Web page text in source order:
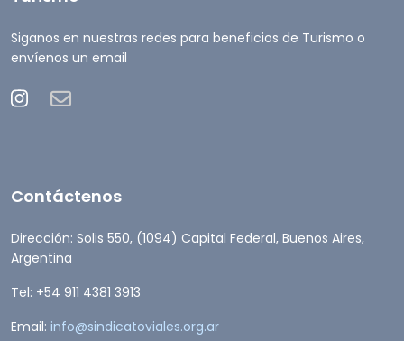
Siganos en nuestras redes para beneficios de Turismo o
envíenos un email
Contáctenos
Dirección: Solis 550, (1094) Capital Federal, Buenos Aires,
Argentina
Tel: +54 911 4381 3913
Email: info@sindicatoviales.org.ar